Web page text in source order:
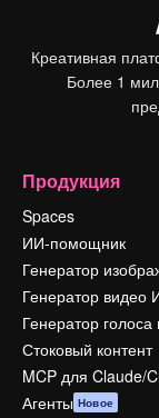
Креативная
Более 1
Продукция
Spaces
ИИ-помощник
Генератор
Генератор видео
Генератор
Стоковый контент
MCP для Claude/
Агенты Новое